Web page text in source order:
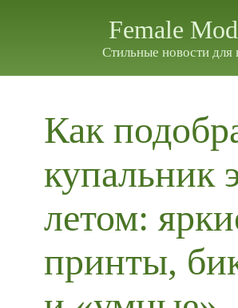
Female
Стильные новости для
Как
купальник
летом:
принты,